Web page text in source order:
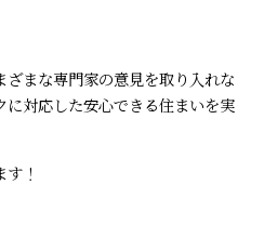
まな専門家の意見を取り入れな
対応した安心できる住まいを実
！